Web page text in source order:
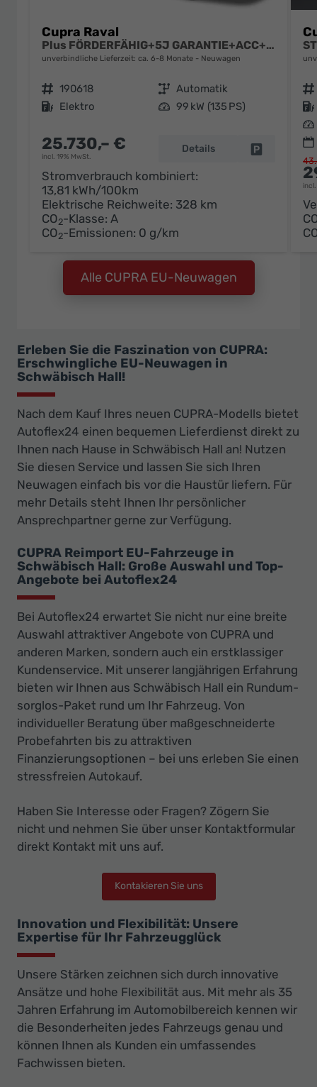
Cupra Raval
Plus FÖRDERFÄHIG+5J GARANTIE+ACC+18" ALU+LED+PDC+KLIMA
unverbindliche Lieferzeit: ca. 6-8 Monate Neuwagen
Fahrzeugnr. 190618 Getriebe Automatik
Kraftstoff Elektro Leistung 99 kW (135 PS)
25.730,– €
incl. 19% MwSt.
Details Fahrzeug
Stromverbrauch kombiniert:
13,81 kWh/100km
Elektrische Reichweite: 328 km
CO2-Klasse: A
CO2-Emissionen: 0 g/km
Fahrzeugnr.
Kraftstoff
Leistung
Alle CUPRA EU-Neuwagen
Erleben Sie die Faszination von CUPRA:
Erschwingliche EU-Neuwagen in
Schwäbisch Hall!
Nach dem Kauf Ihres neuen CUPRA-Modells bietet
Autoflex24 einen bequemen Lieferdienst direkt zu
Ihnen nach Hause in Schwäbisch Hall an! Nutzen
Sie diesen Service und lassen Sie sich Ihren
Neuwagen einfach bis vor die Haustür liefern. Für
mehr Details steht Ihnen Ihr persönlicher
Ansprechpartner gerne zur Verfügung.
CUPRA Reimport EU-Fahrzeuge in
Schwäbisch Hall: Große Auswahl und Top-
Angebote bei Autoflex24
Bei Autoflex24 erwartet Sie nicht nur eine breite
Auswahl attraktiver Angebote von CUPRA und
anderen Marken, sondern auch ein erstklassiger
Kundenservice. Mit unserer langjährigen Erfahrung
bieten wir Ihnen aus Schwäbisch Hall ein Rundum-
sorglos-Paket rund um Ihr Fahrzeug. Von
individueller Beratung über maßgeschneiderte
Probefahrten bis zu attraktiven
Finanzierungsoptionen – bei uns erleben Sie einen
stressfreien Autokauf.
Haben Sie Interesse oder Fragen? Zögern Sie
nicht und nehmen Sie über unser Kontaktformular
direkt Kontakt mit uns auf.
Kontakieren Sie uns
Innovation und Flexibilität: Unsere
Expertise für Ihr Fahrzeugglück
Unsere Stärken zeichnen sich durch innovative
Ansätze und hohe Flexibilität aus. Mit mehr als 35
Jahren Erfahrung im Automobilbereich kennen wir
die Besonderheiten jedes Fahrzeugs genau und
können Ihnen als Kunden ein umfassendes
Fachwissen bieten.